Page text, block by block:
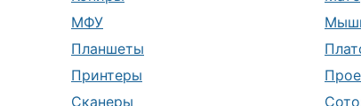
МФУ
Планшеты
Принтеры
Сканеры